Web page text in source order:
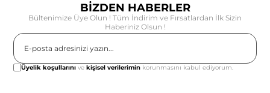
BİZDEN HABERLER
Bültenimize Üye Olun ! Tüm İndirim ve Fırsatlardan İlk Sizin
Haberiniz Olsun !
Üyelik koşullarını vekişisel verilerimin korunmasını kabul ediyorum.